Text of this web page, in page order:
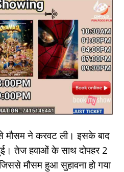
मौसम ने करवट ली। इसके बाद
तेज हवाओं के साथ दोपहर 2
मौसम हुआ सुहावना हो गया